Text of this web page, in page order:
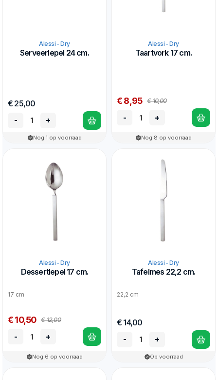
Alessi - Dry
Serveerlepel 24 cm.
€ 25,00
-
+
Nog 1 op voorraad
Alessi - Dry
Taartvork 17 cm.
€ 8,95 € 10,00
- +
Nog 8 op voorraad
Alessi - Dry
Dessertlepel 17 cm.
17 cm
€ 10,50 € 12,00
- +
Nog 6 op voorraad
Alessi - Dry
Tafelmes 22,2 cm.
22,2 cm
€ 14,00
-
+
Op voorraad